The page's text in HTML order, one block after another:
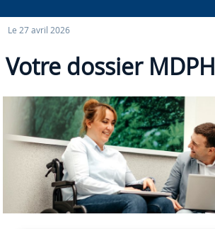
Le 27 avril 2026
Votre dossier MDPH